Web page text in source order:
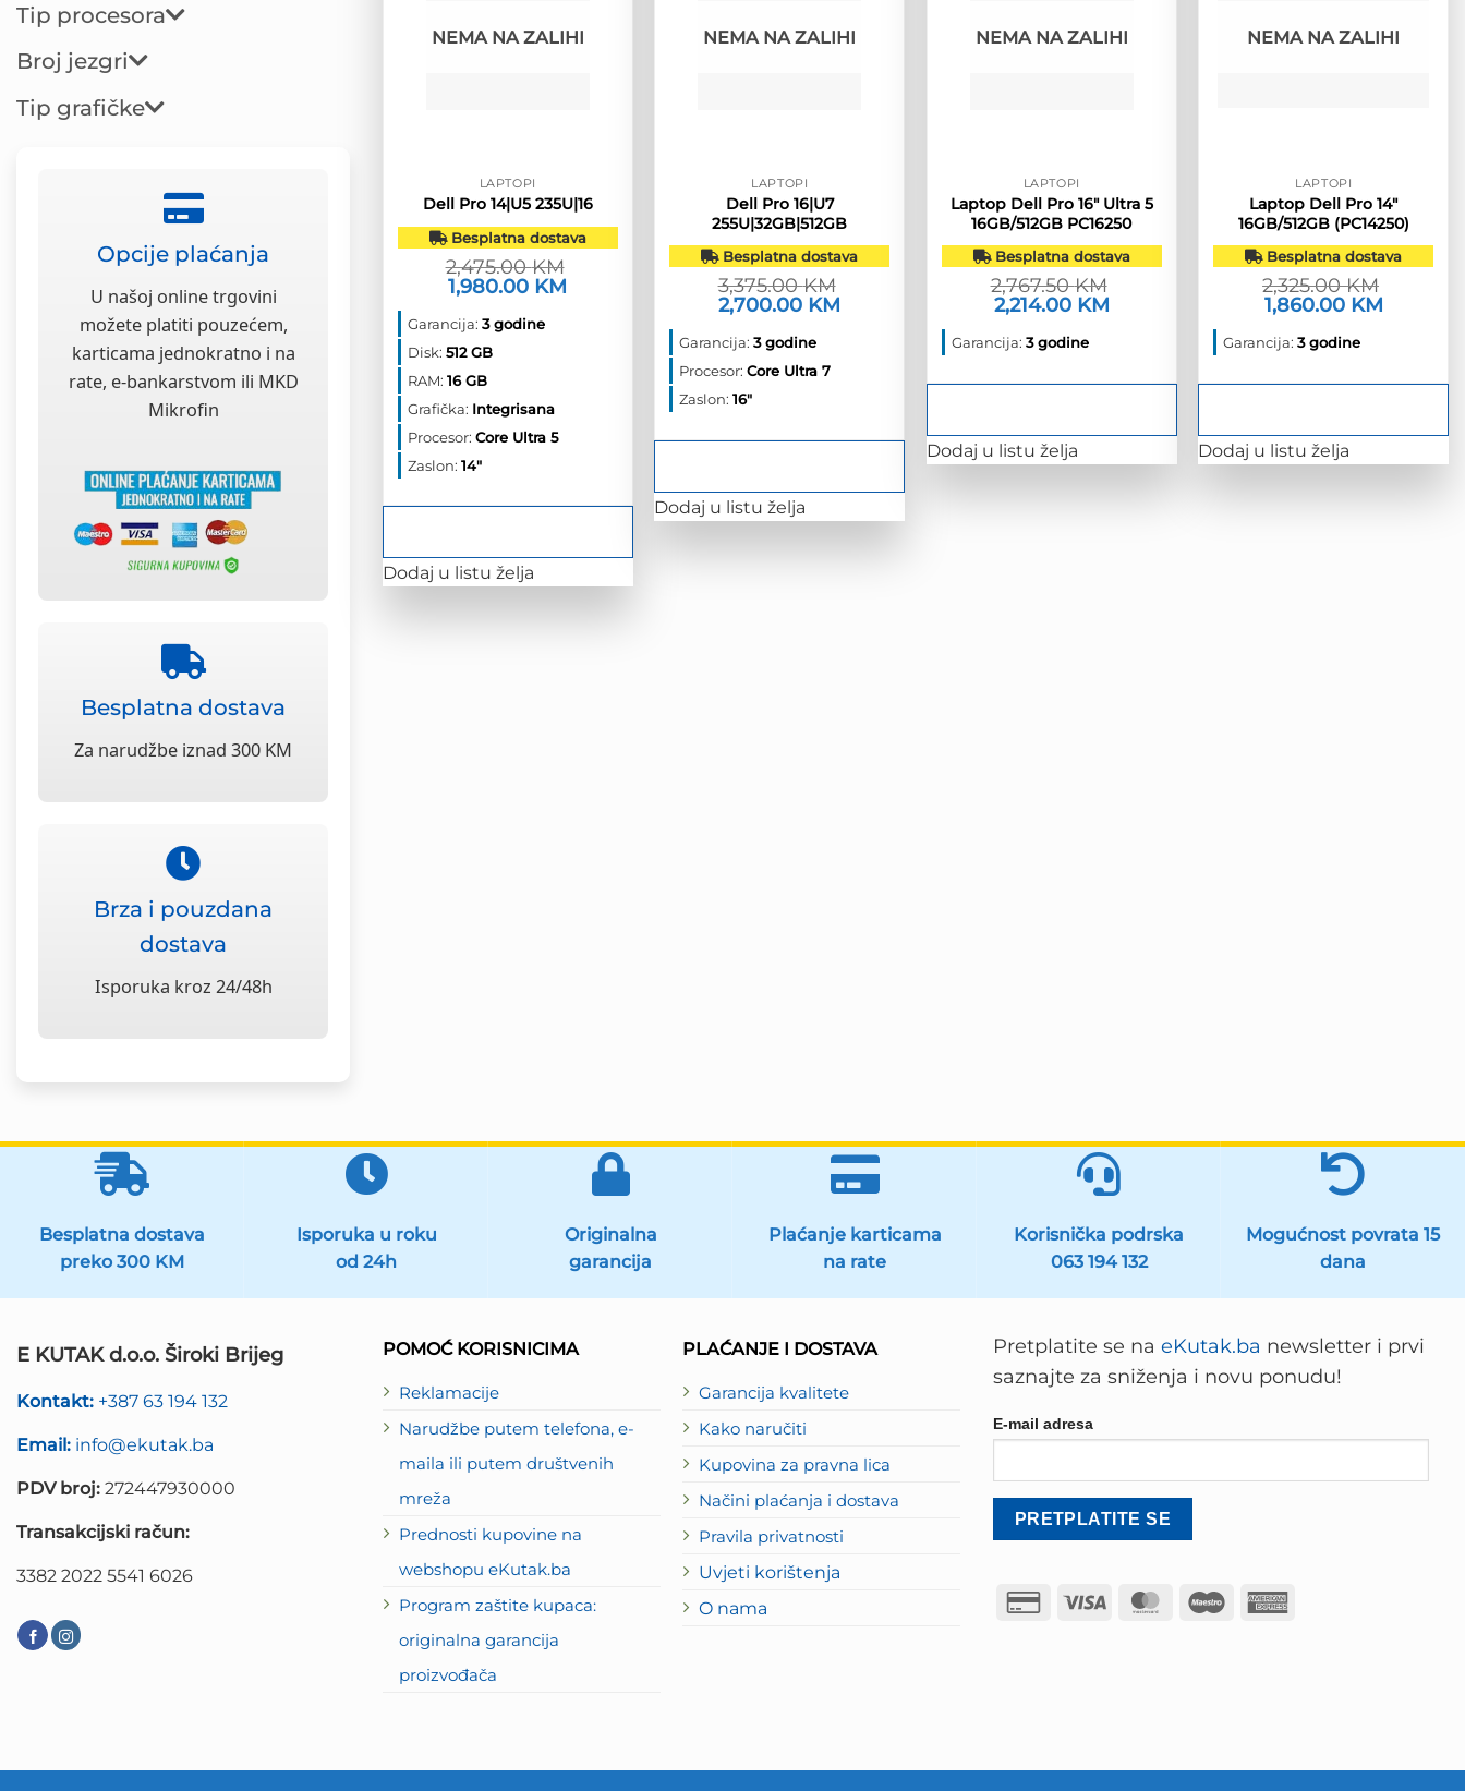
Tip procesora
Broj jezgri
Tip grafičke
Opcije plaćanja
U našoj online trgovini
možete platiti pouzećem,
karticama jednokratno i na
rate, e-bankarstvom ili MKD
Mikrofin
Besplatna dostava
Za narudžbe iznad 300 KM
Brza i pouzdana
dostava
Isporuka kroz 24/48h
NEMA NA ZALIHI
LAPTOPI
Dell Pro 14|U5 235U|16
Besplatna dostava
2,475.00KM
Izvorna
cijena
bila
je:
2,475.00 KM.
1,980.00 KM
Garancija: 3 godine
Disk: 512 GB
RAM: 16 GB
Grafička: Integrisana
Procesor: Core Ultra 5
Zaslon: 14"
Dodaj u listu želja
NEMA NA ZALIHI
LAPTOPI
Dell Pro 16|U7
255U|32GB|512GB
Besplatna dostava
3,375.00KM
Izvorna
cijena
bila
je:
3,375.00 KM.
2,700.00 KM
Garancija: 3 godine
Procesor: Core Ultra 7
Zaslon: 16"
Dodaj u listu želja
NEMA NA ZALIHI
LAPTOPI
Laptop Dell Pro 16″ Ultra 5
16GB/512GB PC16250
Besplatna dostava
2,767.50KM
Izvorna
cijena
bila
je:
2,214.00 KM
Garancija: 3 godine
Dodaj u listu želja
NEMA NA ZALIHI
LAPTOPI
Laptop Dell Pro 14″
16GB/512GB (PC14250)
Besplatna dostava
2,325.00KM
Izvorna
cijena
bila
je:
1,860.00 KM
Garancija: 3 godine
Dodaj u listu želja
Besplatna dostava
preko 300 KM
Isporuka u roku
od 24h
Originalna
garancija
Plaćanje karticama
na rate
Korisnička podrska
063 194 132
Mogućnost povrata 15
dana
E KUTAK d.o.o. Široki Brijeg
Kontakt: +387 63 194 132
Email: info@ekutak.ba
PDV broj: 272447930000
Transakcijski račun:
3382 2022 5541 6026
POMOĆ KORISNICIMA
Reklamacije
Narudžbe putem telefona, e-
maila ili putem društvenih
mreža
Prednosti kupovine na
webshopu eKutak.ba
Program zaštite kupaca:
originalna garancija
proizvođača
PLAĆANJE I DOSTAVA
Garancija kvalitete
Kako naručiti
Kupovina za pravna lica
Načini plaćanja i dostava
Pravila privatnosti
Uvjeti korištenja
O nama
Pretplatite se na eKutak.ba newsletter i prvi
saznajte za sniženja i novu ponudu!
E-mail adresa
Credit
Visa MasterCard
Maestro